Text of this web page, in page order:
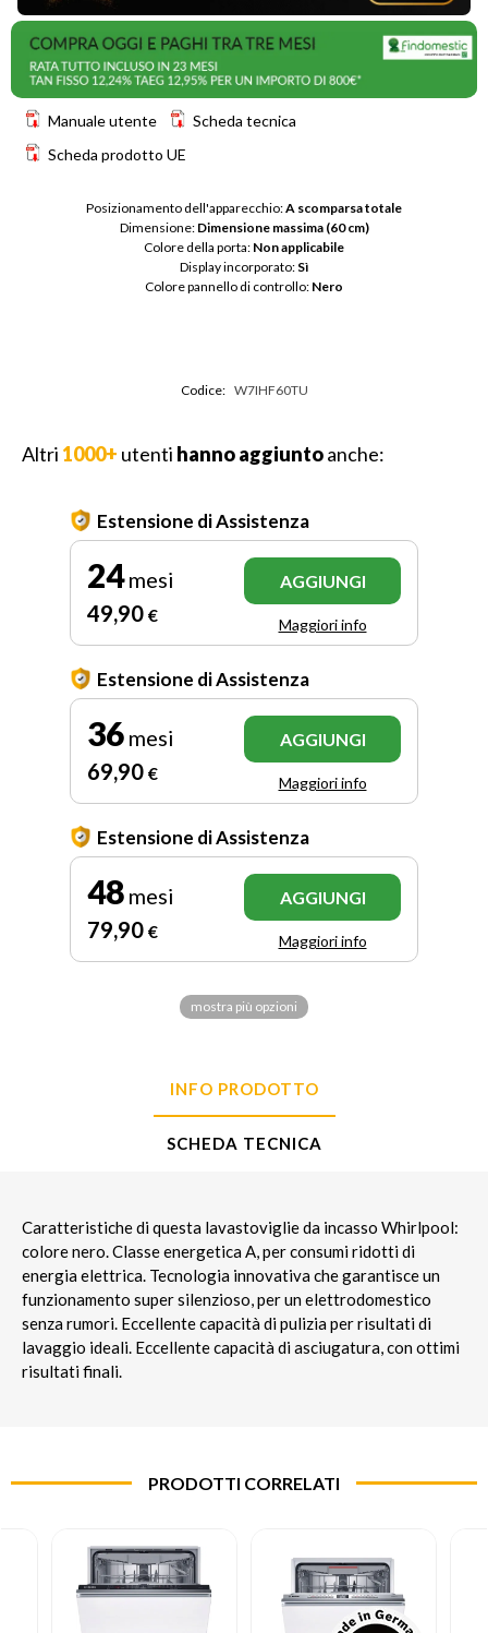
Manuale utente
Scheda tecnica
Scheda prodotto UE
Posizionamento dell'apparecchio: A scomparsa totale
Dimensione: Dimensione massima (60 cm)
Colore della porta: Non applicabile
Display incorporato: Sì
Colore pannello di controllo: Nero
Codice: W7IHF60TU
Altri 1000+ utenti hanno aggiuntoanche:
Estensione di Assistenza
24mesi
49,90 €
AGGIUNGI
Maggiori info
Estensione di Assistenza
36 mesi
69,90 €
AGGIUNGI
Maggiori info
Estensione di Assistenza
48 mesi
79,90 €
AGGIUNGI
Maggiori info
mostra più opzioni
INFO PRODOTTO
SCHEDA TECNICA
Caratteristiche di questa lavastoviglie da incasso Whirlpool:
colore nero. Classe energetica A, per consumi ridotti di
energia elettrica. Tecnologia innovativa che garantisce un
funzionamento super silenzioso, per un elettrodomestico
senza rumori. Eccellente capacità di pulizia per risultati di
lavaggio ideali. Eccellente capacità di asciugatura, con ottimi
risultati finali.
PRODOTTI CORRELATI